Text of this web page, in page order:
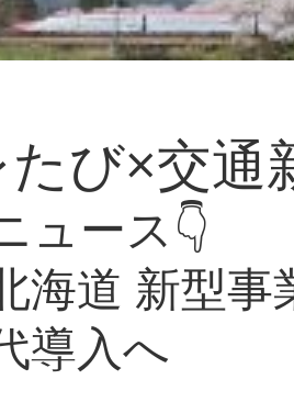
び×交通
ュース👇
海道 新型
導入へ